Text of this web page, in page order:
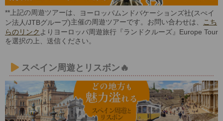
**上記の周遊ツアーは、
ヨーロッパムンドバケーションズ社(スぺイ
ン法人/JTBグループ)主催の周遊ツアーです。お問い合わせは、
こち
らのリンク よりヨーロッパ周遊旅行『ランドクルーズ』Europe Tour
を選択の上、送信ください。
スペイン周遊とリスボン🔥